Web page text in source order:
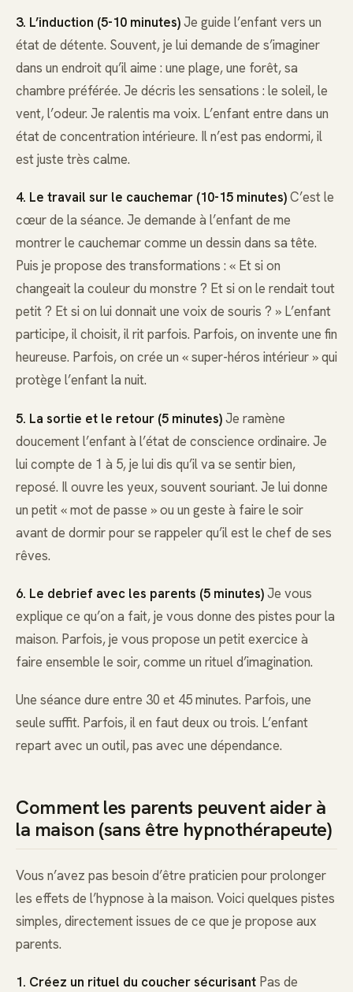
3. L’induction (5-10 minutes)Je guide l’enfant vers un
état de détente. Souvent, je lui demande de s’imaginer
dans un endroit qu’il aime : une plage, une forêt, sa
chambre préférée. Je décris les sensations : le soleil, le
vent, l’odeur. Je ralentis ma voix. L’enfant entre dans un
état de concentration intérieure. Il n’est pas endormi, il
est juste très calme.
4. Le travail sur le cauchemar (10-15 minutes)C’est le
cœur de la séance. Je demande à l’enfant de me
montrer le cauchemar comme un dessin dans sa tête.
Puis je propose des transformations : « Et si on
changeait la couleur du monstre ? Et si on le rendait tout
petit ? Et si on lui donnait une voix de souris ? » L’enfant
participe, il choisit, il rit parfois. Parfois, on invente une fin
heureuse. Parfois, on crée un « super-héros intérieur » qui
protège l’enfant la nuit.
5. La sortie et le retour (5 minutes)Je ramène
doucement l’enfant à l’état de conscience ordinaire. Je
lui compte de 1 à 5, je lui dis qu’il va se sentir bien,
reposé. Il ouvre les yeux, souvent souriant. Je lui donne
un petit « mot de passe » ou un geste à faire le soir
avant de dormir pour se rappeler qu’il est le chef de ses
rêves.
6. Le debrief avec les parents (5 minutes)Je vous
explique ce qu’on a fait, je vous donne des pistes pour la
maison. Parfois, je vous propose un petit exercice à
faire ensemble le soir, comme un rituel d’imagination.
Une séance dure entre 30 et 45 minutes. Parfois, une
seule suffit. Parfois, il en faut deux ou trois. L’enfant
repart avec un outil, pas avec une dépendance.
Comment les parents peuvent aider à
la maison (sans être hypnothérapeute)
Vous n’avez pas besoin d’être praticien pour prolonger
les effets de l’hypnose à la maison. Voici quelques pistes
simples, directement issues de ce que je propose aux
parents.
1. Créez un rituel du coucher sécurisant Pas de